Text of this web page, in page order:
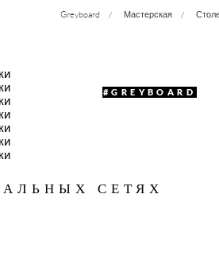
Greyboard Мастерская
#GREYBOARD
СЕТЯХ